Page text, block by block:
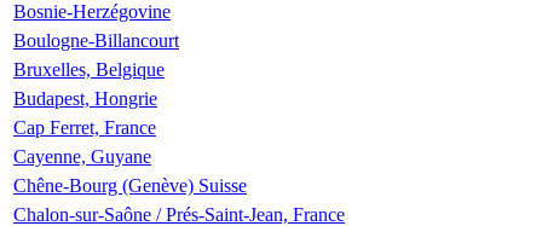
Bosnie-Herzégovine
Boulogne-Billancourt
Bruxelles, Belgique
Budapest, Hongrie
Cap Ferret, France
Cayenne, Guyane
Chêne-Bourg (Genève) Suisse
Chalon-sur-Saône / Prés-Saint-Jean, France